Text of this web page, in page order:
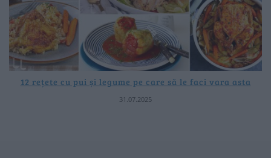
12 rețete cu pui și legume pe care să le faci vara asta
31.07.2025